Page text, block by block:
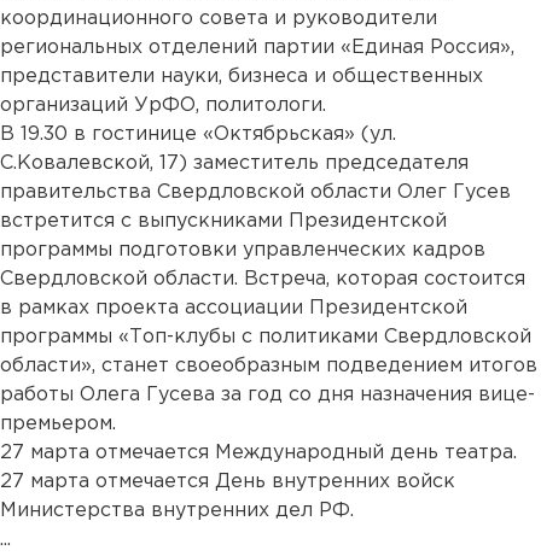
координационного совета и руководители
региональных отделений партии «Единая Россия»,
представители науки, бизнеса и общественных
организаций УрФО, политологи.
В 19.30 в гостинице «Октябрьская» (ул.
С.Ковалевской, 17) заместитель председателя
правительства Свердловской области Олег Гусев
встретится с выпускниками Президентской
программы подготовки управленческих кадров
Свердловской области. Встреча, которая состоится
в рамках проекта ассоциации Президентской
программы «Топ-клубы с политиками Свердловской
области», станет своеобразным подведением итогов
работы Олега Гусева за год со дня назначения вице-
премьером.
27 марта отмечается Международный день театра.
27 марта отмечается День внутренних войск
Министерства внутренних дел РФ.
...